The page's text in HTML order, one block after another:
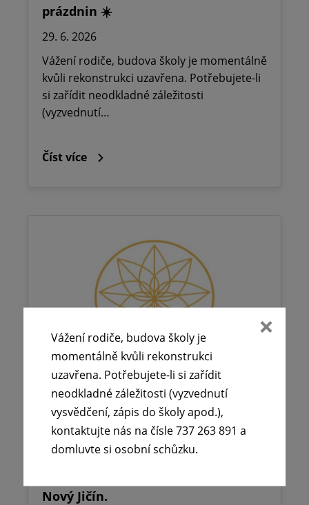
prázdnin ☀️
29. 6. 2026
Vážení rodiče, budova školy je momentálně
kvůli rekonstrukci uzavřena. Potřebujete-li
si zařídit neodkladné záležitosti
(vyzvednutí…
Číst více
🪧Oznámení o udělení ředitelského
volna na ZŠ dr. Milady Horákové
Nový Jičín.
Vážení rodiče, budova školy je
momentálně kvůli rekonstrukci
uzavřena. Potřebujete-li si zařídit
neodkladné záležitosti (vyzvednutí
vysvědčení, zápis do školy apod.),
kontaktujte nás na čísle 737 263 891 a
domluvte si osobní schůzku.